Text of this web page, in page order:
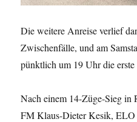
Die weitere Anreise verlief
Zwischenfälle, und am
pünktlich um 19 Uhr die erste
Nach einem 14-Züge-Sieg in
FM Klaus-Dieter Kesik,